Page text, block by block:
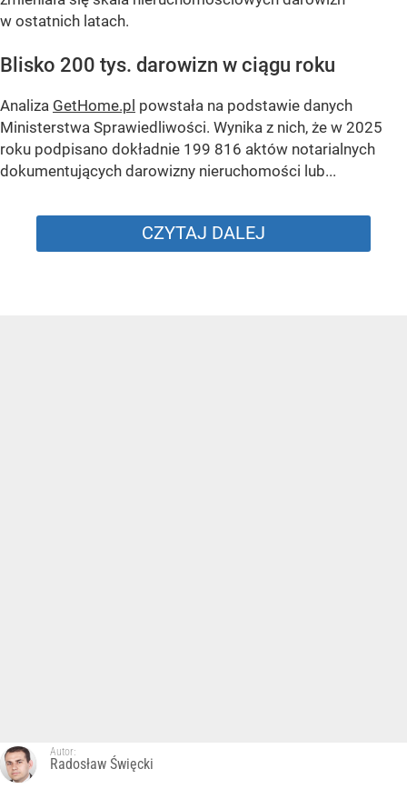
w ostatnich latach.
Blisko 200 tys. darowizn w ciągu roku
Analiza GetHome.pl powstała na podstawie danych
Ministerstwa Sprawiedliwości. Wynika z nich, że w 2025
roku podpisano dokładnie 199 816 aktów notarialnych
dokumentujących darowizny nieruchomości lub...
CZYTAJ DALEJ
Autor:
Radosław Święcki